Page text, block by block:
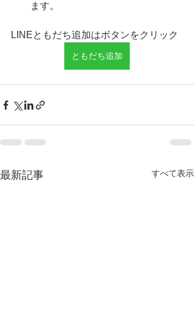
ます。
LINEともだち追加はボタンをクリック
ともだち追加
最新記事 すべて表示